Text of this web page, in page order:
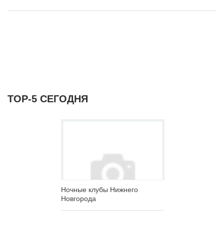
ТОР-5 СЕГОДНЯ
Ночные клубы Нижнего
Новгорода